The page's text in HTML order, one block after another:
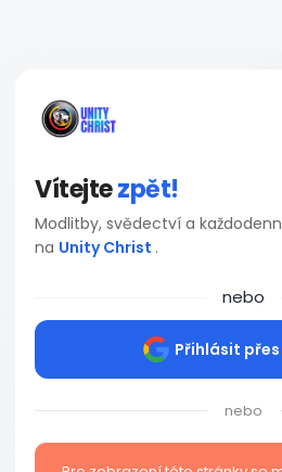
Vítejtezpět!
Modlitby, svědectví a
na Unity Christ .
nebo
Přihlásit
nebo